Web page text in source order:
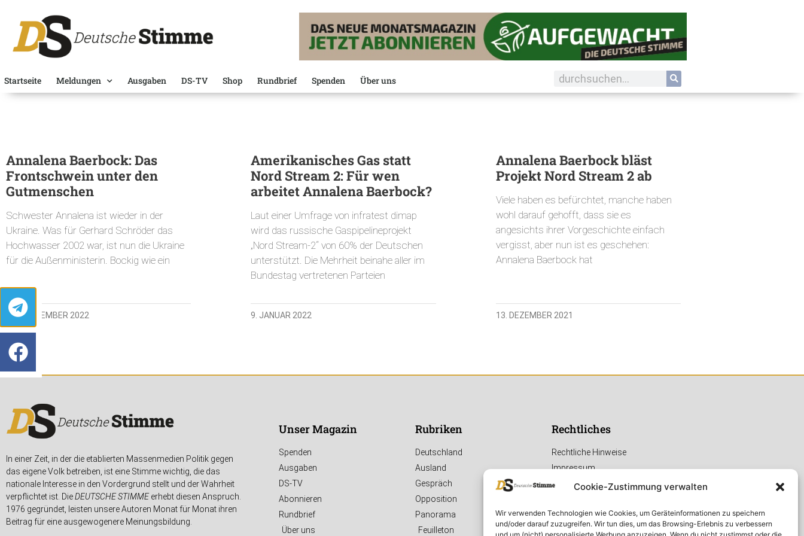
Cookie-Zustimmung verwalten
Wir verwenden Technologien wie Cookies, um Geräteinformationen zu speichern
und/oder darauf zuzugreifen. Wir tun dies, um das Browsing-Erlebnis zu verbessern
Startseite Meldungen Ausgaben DS-TV Shop Rundbrief Spenden Über uns
Annalena Baerbock: Das
Frontschwein unter den
Gutmenschen
Schwester Annalena ist wieder in der
Ukraine. Was für Gerhard Schröder das
Hochwasser 2002 war, ist nun die Ukraine
für die Außenministerin. Bockig wie ein
12. SEPTEMBER 2022
Amerikanisches Gas statt
Nord Stream 2: Für wen
arbeitet Annalena Baerbock?
Laut einer Umfrage von infratest dimap
wird das russische Gaspipelineprojekt
„Nord Stream-2“ von 60% der Deutschen
unterstützt. Die Mehrheit beinahe aller im
Bundestag vertretenen Parteien
9. JANUAR 2022
Annalena Baerbock bläst
Projekt Nord Stream 2 ab
Viele haben es befürchtet, manche haben
wohl darauf gehofft, dass sie es
angesichts ihrer Vorgeschichte einfach
vergisst, aber nun ist es geschehen:
Annalena Baerbock hat
13. DEZEMBER 2021
In einer Zeit, in der die etablierten Massenmedien Politik gegen
das eigene Volk betreiben, ist eine Stimme wichtig, die das
nationale Interesse in den Vordergrund stellt und der Wahrheit
verpflichtet ist. DieDEUTSCHE STIMMEerhebt diesen Anspruch.
1976 gegründet, leisten unsere Autoren Monat für Monat ihren
Beitrag für eine ausgewogenere Meinungsbildung.
Unser Magazin
Spenden
Ausgaben
DS-TV
Abonnieren
Rundbrief
Über uns
Rubriken
Deutschland
Ausland
Gespräch
Opposition
Panorama
Feuilleton
Rechtliches
Rechtliche Hinweise
Impressum
Datenschutzerklärung